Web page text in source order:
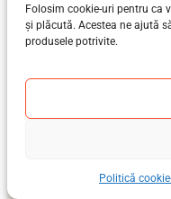
Folosim cookie-uri pentru ca
și plăcută. Acestea ne ajută
produsele potrivite.
Politică
i-Size